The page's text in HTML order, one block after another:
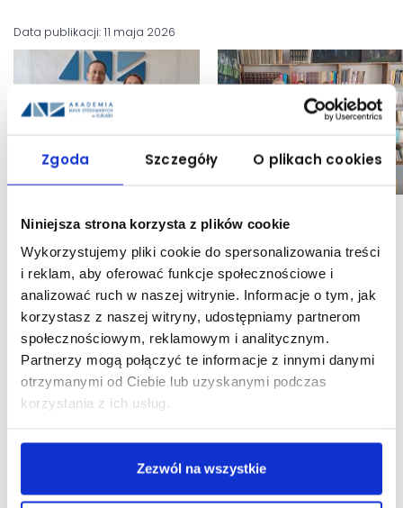
Zgoda Szczegóły O plikach cookies
Niniejsza strona korzysta z plików cookie
Wykorzystujemy pliki cookie do spersonalizowania treści
i reklam, aby oferować funkcje społecznościowe i
analizować ruch w naszej witrynie. Informacje o tym, jak
korzystasz z naszej witryny, udostępniamy partnerom
społecznościowym, reklamowym i analitycznym.
Partnerzy mogą połączyć te informacje z innymi danymi
otrzymanymi od Ciebie lub uzyskanymi podczas
korzystania z ich usług.
Zezwól na wszystkie
Data publikacji: 11 maja 2026
UDOSTĘPNIJ: